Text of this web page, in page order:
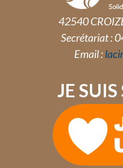
42540
Secrétariat :
Email :
JE